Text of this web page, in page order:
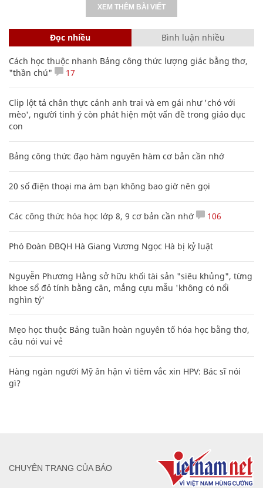
XEM THÊM BÀI VIẾT
Đọc nhiều Bình luận nhiều
Cách học thuộc nhanh Bảng công thức lượng giác bằng thơ,
"thần chú"
17
Clip lột tả chân thực cảnh anh trai và em gái như 'chó với
mèo', người tinh ý còn phát hiện một vấn đề trong giáo dục
con
Bảng công thức đạo hàm nguyên hàm cơ bản cần nhớ
20 số điện thoại ma ám bạn không bao giờ nên gọi
Các công thức hóa học lớp 8, 9 cơ bản cần nhớ 106
Phó Đoàn ĐBQH Hà Giang Vương Ngọc Hà bị kỷ luật
Nguyễn Phương Hằng sở hữu khối tài sản "siêu khủng", từng
khoe sổ đỏ tính bằng cân, mắng cựu mẫu 'không có nổi
nghìn tỷ'
Mẹo học thuộc Bảng tuần hoàn nguyên tố hóa học bằng thơ,
câu nói vui vẻ
Hàng ngàn người Mỹ ân hận vì tiêm vắc xin HPV: Bác sĩ nói
gì?
CHUYÊN TRANG CỦA BÁO